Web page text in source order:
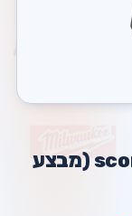
סט חולץ ברגים ואומים scorpion (מבצע